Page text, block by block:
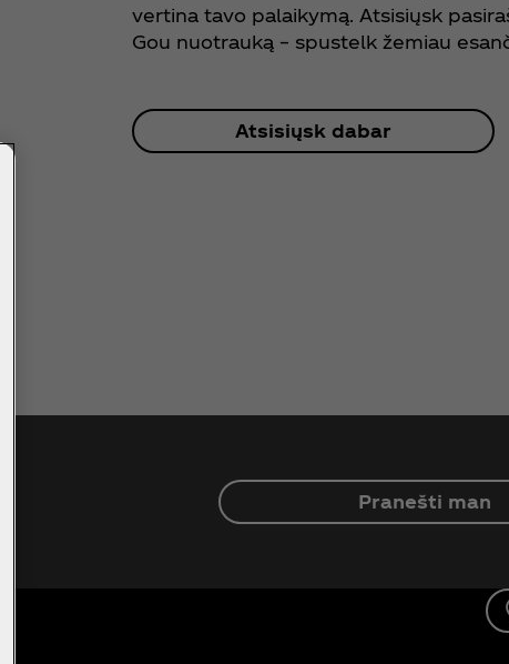
vertina tavo palaikymą. Atsisiųsk
Gou nuotrauką – spustelk žemiau
Atsisiųsk dabar
Pranešti man